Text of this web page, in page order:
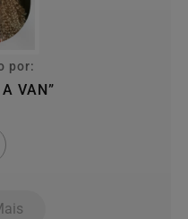
por:
VAN”